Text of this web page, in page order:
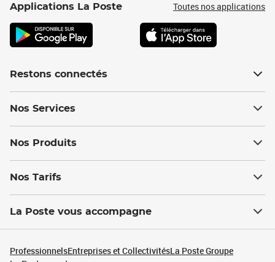
Applications La Poste Toutes nos applications
Restons connectés
Nos Services
Nos Produits
Nos Tarifs
La Poste vous accompagne
ProfessionnelsEntreprises et CollectivitésLa Poste Groupe